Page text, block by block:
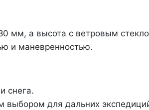
мм, а высота с ветровым
и маневренностью.
снега.
для дальних